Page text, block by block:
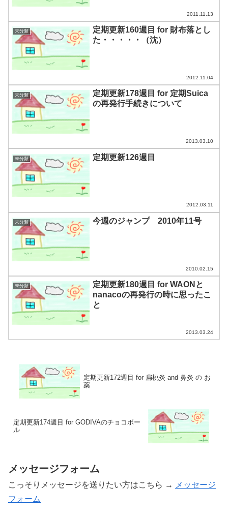
2011.11.13
未分類
定期更新160週目 for 財布落とし
た・・・・・（沈）
2012.11.04
未分類
定期更新178週目 for 定期Suica
の再発行手続きについて
2013.03.10
未分類 定期更新126週目
2012.03.11
未分類 今週のジャンプ 2010年11号
2010.02.15
未分類
定期更新180週目 for WAONと
nanacoの再発行の時に思ったこ
と
2013.03.24
定期更新172週目 for 扁桃炎 and 鼻炎 の お
薬
定期更新174週目 for GODIVAのチョコボー
ル
メッセージフォーム
こっそりメッセージを送りたい方はこちら →
メッセージ
フォーム